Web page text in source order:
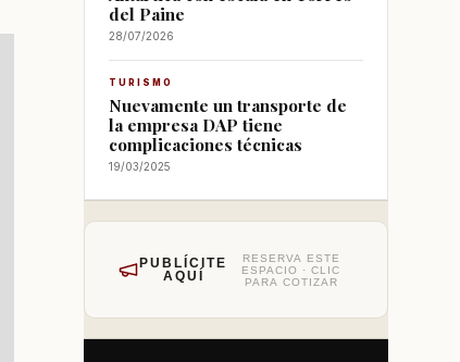
del Paine
28/07/2026
TURISMO
Nuevamente un transporte de
la empresa DAP tiene
complicaciones técnicas
19/03/2025
PUBLÍCITE
AQUÍ
RESERVA ESTE
ESPACIO · CLIC
PARA COTIZAR